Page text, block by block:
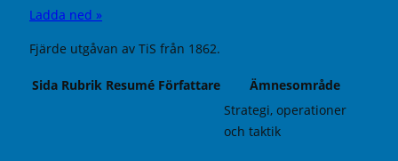
Ladda ned »
Fjärde utgåvan av TiS från 1862.
Sida Rubrik Resumé Författare
Ämnesområde
Strategi, operationer
och taktik